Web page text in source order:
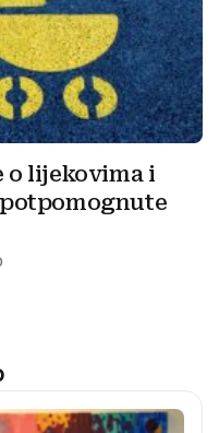
o lijekovima i